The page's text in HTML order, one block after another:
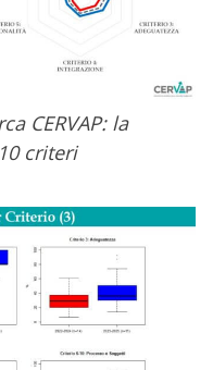
CERVAP: la
criteri